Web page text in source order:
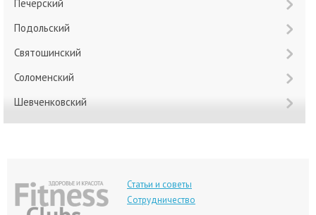
Печерский
Подольский
Святошинский
Соломенский
Шевченковский
Статьи и советы
Сотрудничество